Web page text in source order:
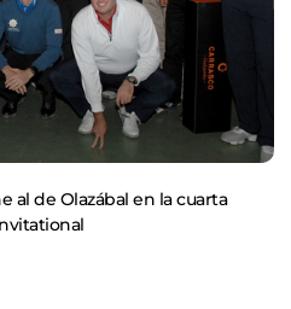
al de Olazábal en la cuarta